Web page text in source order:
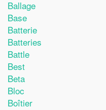
Ballage
Base
Batterie
Batteries
Battle
Best
Beta
Bloc
Boîtier